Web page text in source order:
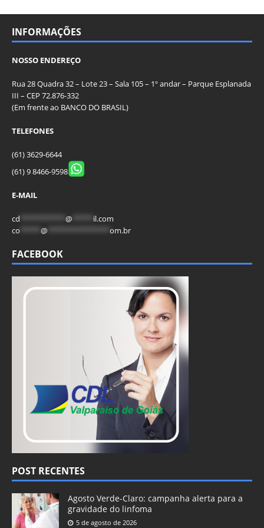
INFORMAÇÕES
NOSSO ENDEREÇO
Rua 28 Quadra 32 – Lote 23 – Sala 105 – 1º andar – Parque Esplanada
III – CEP 72.876-332
(Em frente ao BANCO DO BRASIL)
TELEFONES
(61) 3629-6644
(61) 9 8466-9598
E-MAIL
cd @
il.com
co
@ om.br
FACEBOOK
POST RECENTES
Agosto Verde-Claro: campanha alerta para a
gravidade do linfoma
5 de agosto de 2026